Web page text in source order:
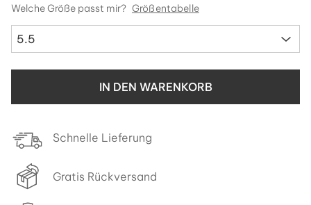
Welche Größe passt mir? Größentabelle
5.5
IN DEN WARENKORB
Schnelle Lieferung
Gratis Rückversand